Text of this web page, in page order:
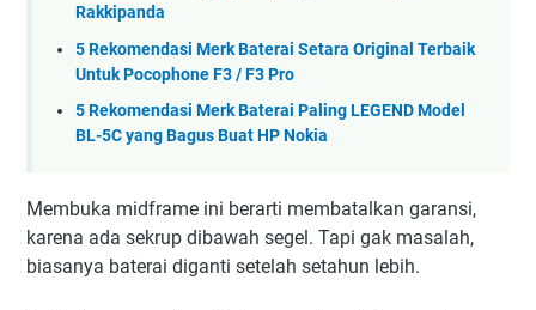
Rakkipanda
5 Rekomendasi Merk Baterai Setara Original Terbaik
Untuk Pocophone F3 / F3 Pro
5 Rekomendasi Merk Baterai Paling LEGEND Model
BL-5C yang Bagus Buat HP Nokia
Membuka midframe ini berarti membatalkan garansi,
karena ada sekrup dibawah segel. Tapi gak masalah,
biasanya baterai diganti setelah setahun lebih.